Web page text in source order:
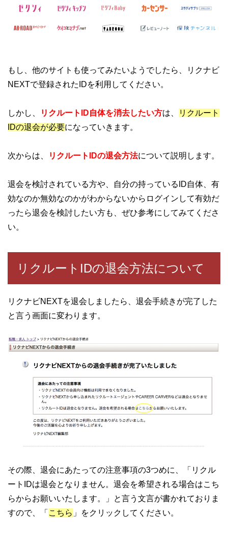
もし、他のサイトも使ってみたいようでしたら、リクナビ
NEXTで登録されたIDを利用してください。
しかし、 リクルートID自体を消去したい方は、
リクルート
IDの退会が必要になっていきます。
次からは、 リクルートIDの退会方法について説明します。
退会を検討されている方や、自分の持っているID自体、有
効なのか無効なのかがわからないからログインして有効だ
ったら退会を検討したい方も、ぜひ参考にしてみてくださ
い。
リクルートIDの退会方法について
リクナビNEXTを退会しましたら、退会手続きが完了した
と言う画面に変わります。
その際、退会にあたっての注意事項の3つめに、「リクル
ートIDは退会となりません。退会を希望される場合はこち
らからお願いいたします。」と言う文言が書かれておりま
すので、「 こちら 」をクリックしてください。